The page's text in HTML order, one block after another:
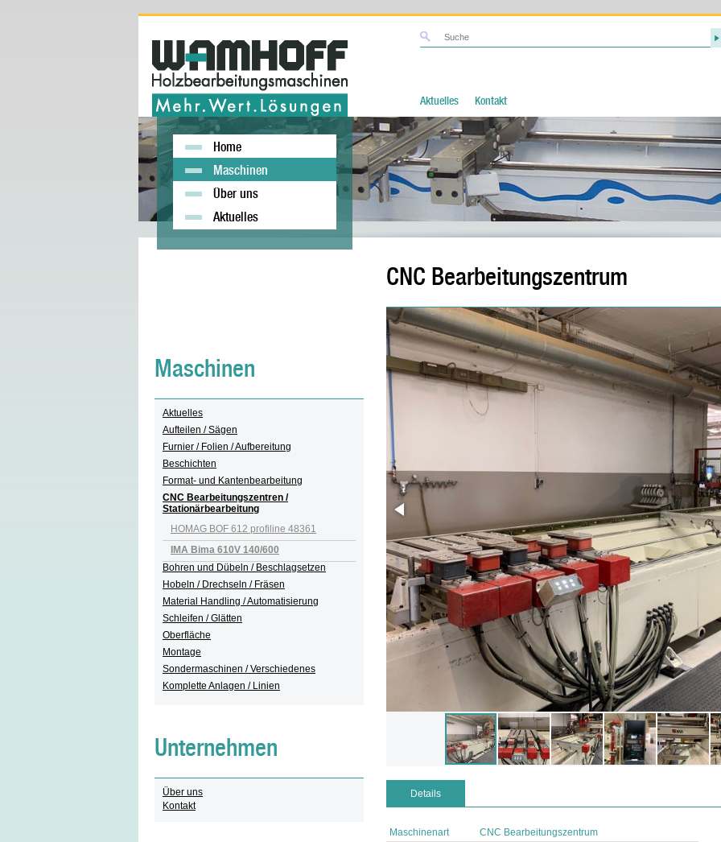
Aktuelles Kontakt
Home
Maschinen
Über uns
Aktuelles
CNC Bearbeitungszentrum
Details
Maschinenart
CNC Bearbeitungszentrum
Maschinen
Aktuelles
Aufteilen / Sägen
Furnier / Folien / Aufbereitung
Beschichten
Format- und Kantenbearbeitung
CNC Bearbeitungszentren /
Stationärbearbeitung
HOMAG BOF 612 profiline 48361
IMA Bima 610V 140/600
Bohren und Dübeln / Beschlagsetzen
Hobeln / Drechseln / Fräsen
Material Handling / Automatisierung
Schleifen / Glätten
Oberfläche
Montage
Sondermaschinen / Verschiedenes
Komplette Anlagen / Linien
Unternehmen
Über uns
Kontakt